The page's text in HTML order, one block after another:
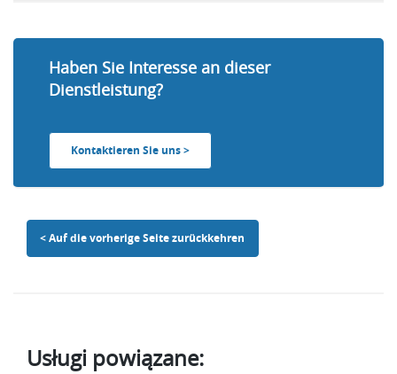
Usługi powiązane:
Haben Sie Interesse an dieser
Dienstleistung?
Kontaktieren Sie uns >
< Auf die vorherige Seite zurückkehren